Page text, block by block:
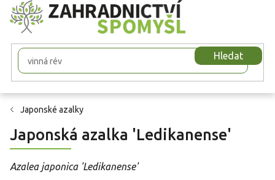
Přejít
na
obsah
Hledat
Japonské azalky
Japonská azalka 'Ledikanense'
Azalea japonica 'Ledikanense'